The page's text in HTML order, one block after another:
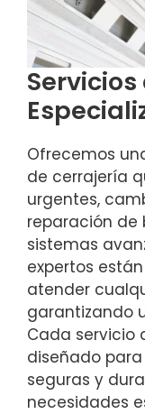
Ofrecemos
de cerrajería
urgentes,
reparación de
sistemas
expertos
atender
garantizando
Cada servicio
diseñado
seguras y
necesidades